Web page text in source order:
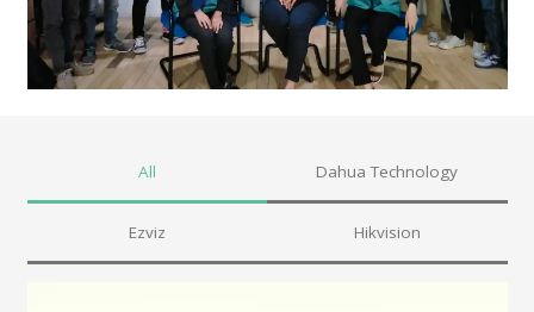
All Dahua Technology
Ezviz Hikvision